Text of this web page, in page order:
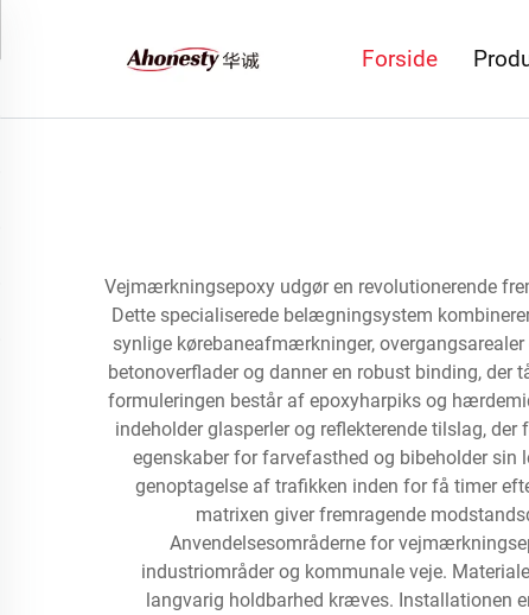
Forside
Vejmærkningsepoxy udgør en revolutionerende
Dette specialiserede belægningsystem
synlige kørebaneafmærkninger,
betonoverflader og danner en robust binding,
formuleringen består af epoxyharpiks og
indeholder glasperler og reflekterende tilslag,
egenskaber for farvefasthed og bibeholder
genoptagelse af trafikken inden for få timer
matrixen giver fremragende
Anvendelsesområderne for
industriområder og kommunale veje.
langvarig holdbarhed kræves. Installationen